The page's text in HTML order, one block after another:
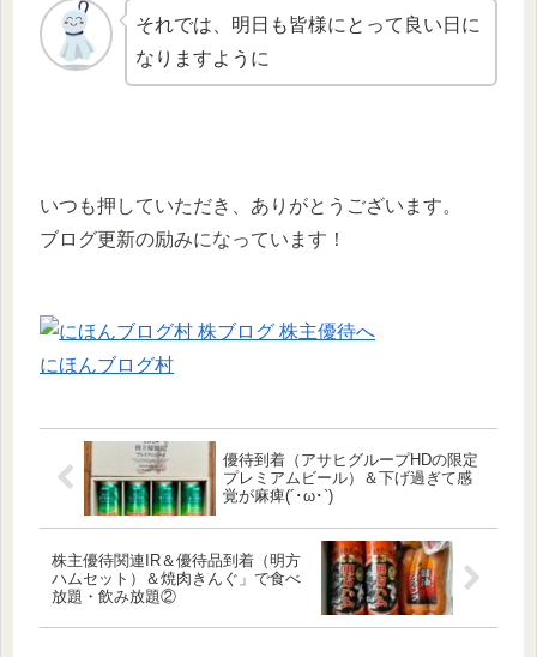
それでは、明日も皆様にとって良い日に
なりますように
いつも押していただき、ありがとうございます。
ブログ更新の励みになっています！
にほんブログ村
優待到着（アサヒグループHDの限定
プレミアムビール）＆下げ過ぎて感
覚が麻痺(´･ω･`)
株主優待関連IR＆優待品到着（明方
ハムセット）＆焼肉きんぐ」で食べ
放題・飲み放題②